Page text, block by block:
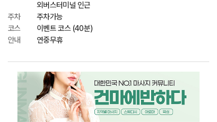
외버스터미널 인근
주차
주차가능
코스
이벤트 코스 (40분)
안내
연중무휴